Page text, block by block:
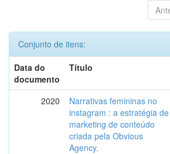
Conjunto de itens:
Data do
documento
Título
2020
Narrativas femininas no
instagram : a estratégia de
marketing de conteúdo
criada pela Obvious
Agency.